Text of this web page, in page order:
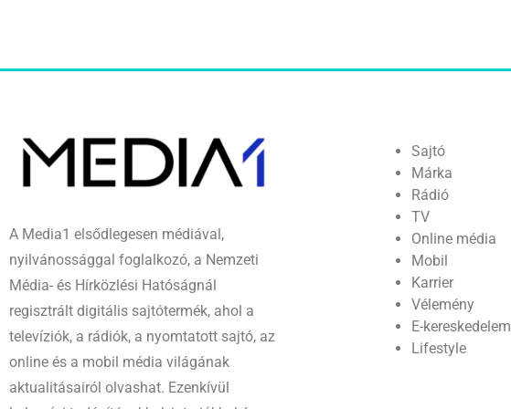
A Media1 elsődlegesen médiával,
nyilvánossággal foglalkozó, a Nemzeti
Média- és Hírközlési Hatóságnál
regisztrált digitális sajtótermék, ahol a
televíziók, a rádiók, a nyomtatott sajtó, az
online és a mobil média világának
aktualitásairól olvashat. Ezenkívül
Sajtó
Márka
Rádió
TV
Online média
Mobil
Karrier
Vélemény
E-kereskedelem
Lifestyle